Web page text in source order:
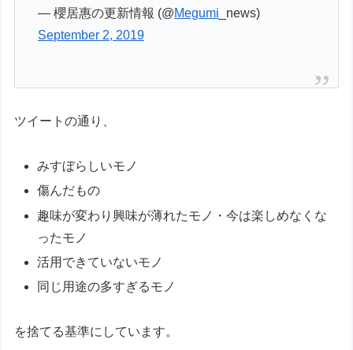
— 櫻居惠の更新情報 (@Megumi _news)
September 2, 2019
ツイートの通り、
みすぼらしいモノ
傷んだもの
趣味が変わり興味が薄れたモノ・今は楽しめなくな
ったモノ
活用できていないモノ
同じ用途の多すぎるモノ
を捨てる基準にしています。